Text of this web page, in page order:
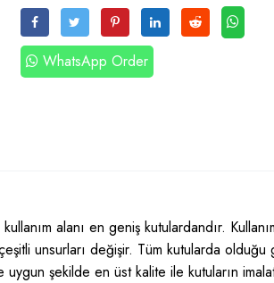
WhatsApp Order
alanı en geniş kutulardandır.
unsurları değişir. Tüm kutularda olduğu
şekilde en üst kalite ile kutuların